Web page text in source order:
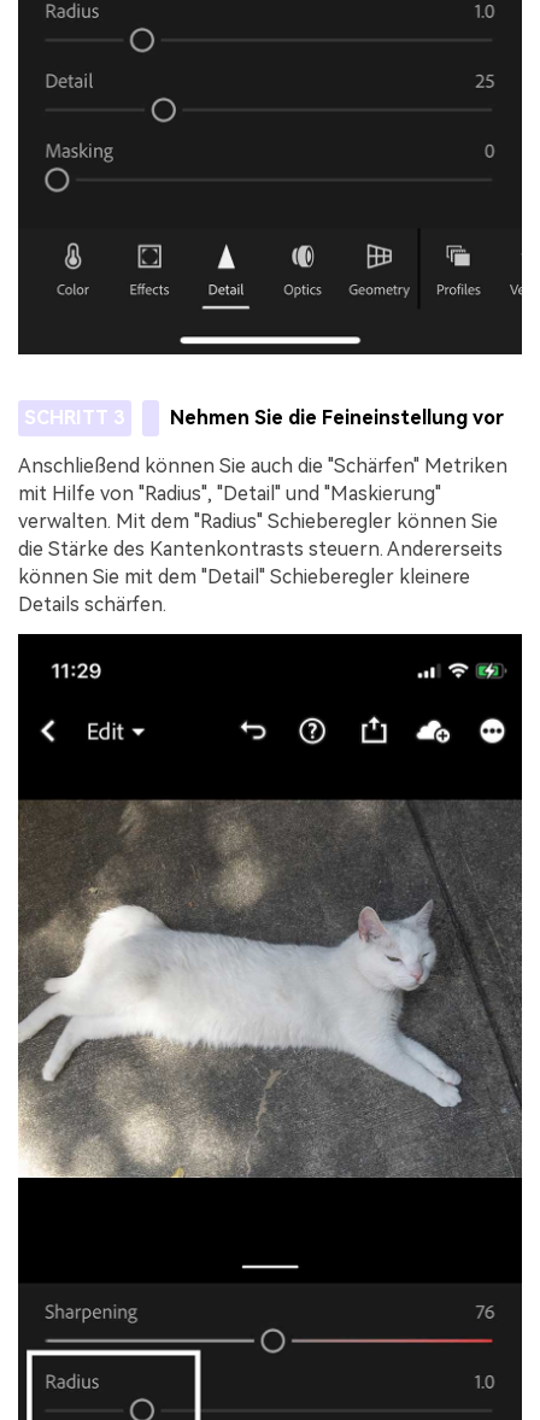
SCHRITT 3 Nehmen Sie die Feineinstellung vor
Anschließend können Sie auch die "Schärfen" Metriken
mit Hilfe von "Radius", "Detail" und "Maskierung"
verwalten. Mit dem "Radius" Schieberegler können Sie
die Stärke des Kantenkontrasts steuern. Andererseits
können Sie mit dem "Detail" Schieberegler kleinere
Details schärfen.